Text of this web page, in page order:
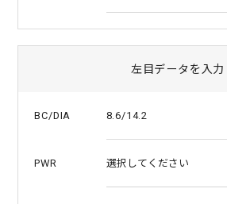
左目データを入力
BC/DIA 8.6/14.2
PWR